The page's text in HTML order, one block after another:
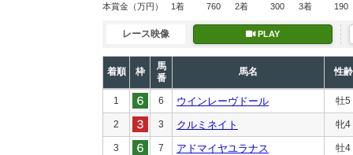
本賞金 （万円） 1着 760 2着 300 3着 190
レース映像 PLAY
着順 枠
馬
番
馬名 性齢
1 6 ウインレーヴドール 牡5
2 3 クルミネイト 牝4
3 7 アドマイヤユラナス 牡4